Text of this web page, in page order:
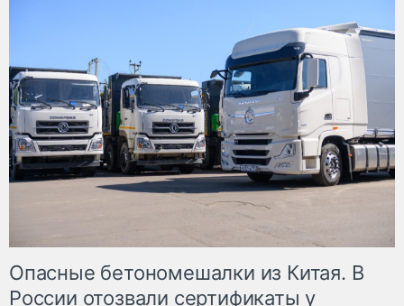
Опасные бетономешалки из Китая. В
России отозвали сертификаты у